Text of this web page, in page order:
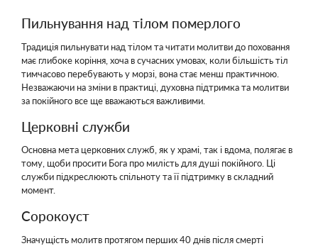
Пильнування над тілом померлого
Традиція пильнувати над тілом та читати молитви до поховання
має глибоке коріння, хоча в сучасних умовах, коли більшість тіл
тимчасово перебувають у морзі, вона стає менш практичною.
Незважаючи на зміни в практиці, духовна підтримка та молитви
за покійного все ще вважаються важливими.
Церковні служби
Основна мета церковних служб, як у храмі, так і вдома, полягає в
тому, щоби просити Бога про милість для душі покійного. Ці
служби підкреслюють спільноту та її підтримку в складний
момент.
Сорокоуст
Значущість молитв протягом перших 40 днів після смерті